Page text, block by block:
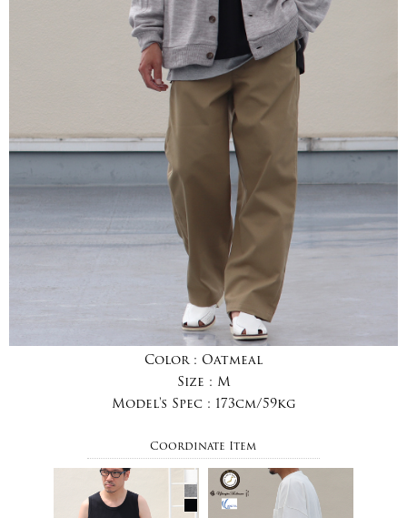
Color : Oatmeal
Size : M
Model's Spec : 173cm/59kg
Coordinate Item